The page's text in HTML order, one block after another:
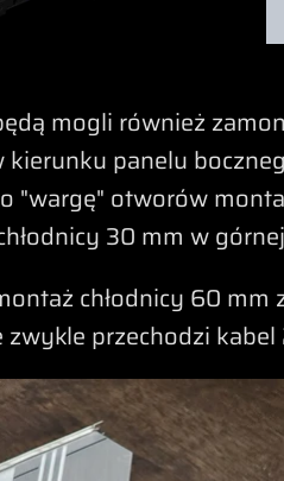
mogli również
panelu
otworów
30 mm w
chłodnicy 60
przechodzi